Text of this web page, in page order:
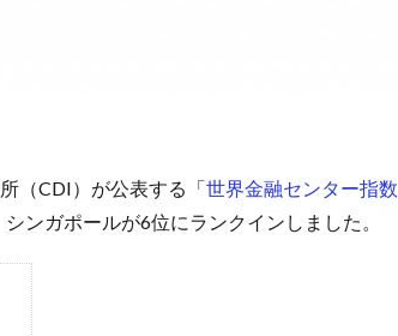
（CDI）が公表する「世界金融センター指数
ンガポールが6位にランクインしました。